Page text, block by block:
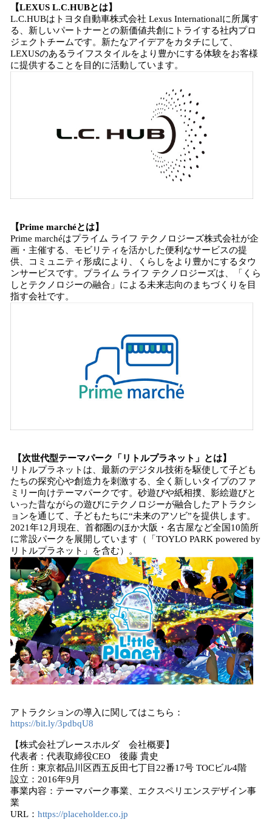
【LEXUS L.C.HUBとは】
L.C.HUBはトヨタ自動車株式会社 Lexus Internationalに所属す
る、新しいパートナーとの新価値共創にトライする社内プロ
ジェクトチームです。新たなアイデアをカタチにして、
LEXUSのあるライフスタイルをより豊かにする体験をお客様
に提供することを目的に活動しています。
【Prime marchéとは】
Prime marchéはプライム ライフ テクノロジーズ株式会社が企
画・主催する、モビリティを活かした便利なサービスの提
供、コミュニティ形成により、くらしをより豊かにするタウ
ンサービスです。プライム ライフ テクノロジーズは、「くら
しとテクノロジーの融合」による未来志向のまちづくりを目
指す会社です。
【次世代型テーマパーク「リトルプラネット」とは】
リトルプラネットは、最新のデジタル技術を駆使して子ども
たちの探究心や創造力を刺激する、全く新しいタイプのファ
ミリー向けテーマパークです。砂遊びや紙相撲、影絵遊びと
いった昔ながらの遊びにテクノロジーが融合したアトラクシ
ョンを通じて、子どもたちに“未来のアソビ”を提供します。
2021年12月現在、首都圏のほか大阪・名古屋など全国10箇所
に常設パークを展開しています（「TOYLO PARK powered by
リトルプラネット」を含む）。
アトラクションの導入に関してはこちら：
https://bit.ly/3pdbqU8
【株式会社プレースホルダ 会社概要】
代表者：代表取締役CEO 後藤 貴史
住所：東京都品川区西五反田七丁目22番17号 TOCビル4階
設立：2016年9月
事業内容：テーマパーク事業、エクスペリエンスデザイン事
業
URL： https://placeholder.co.jp